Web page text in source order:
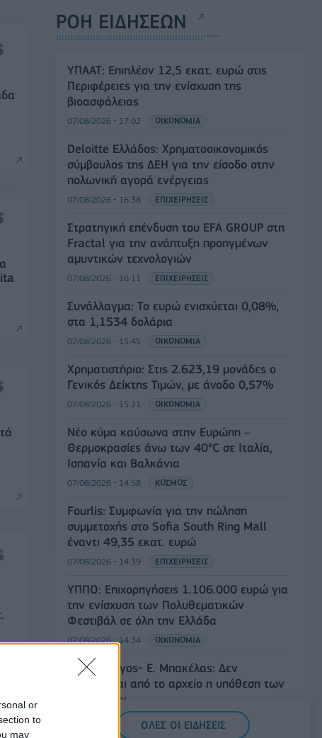
or
to
may
ΡΟΗ ΕΙΔΗΣΕΩΝ
ΥΠΑΑΤ: Επιπλέον 12,5 εκατ. ευρώ στις
Περιφέρειες για την ενίσχυση της
βιοασφάλειας
07/08/2026 - 17:02 ΟΙΚΟΝΟΜΙΑ
Deloitte Ελλάδος: Χρηματοοικονομικός
σύμβουλος της ΔΕΗ για την είσοδο στην
πολωνική αγορά ενέργειας
07/08/2026 - 16:38 ΕΠΙΧΕΙΡΗΣΕΙΣ
Στρατηγική επένδυση του EFA GROUP στη
Fractal για την ανάπτυξη προηγμένων
αμυντικών τεχνολογιών
07/08/2026 - 16:11 ΕΠΙΧΕΙΡΗΣΕΙΣ
Συνάλλαγμα: Το ευρώ ενισχύεται 0,08%,
στα 1,1534 δολάρια
07/08/2026 - 15:45 ΟΙΚΟΝΟΜΙΑ
Χρηματιστήριο: Στις 2.623,19 μονάδες ο
Γενικός Δείκτης Τιμών, με άνοδο 0,57%
07/08/2026 - 15:21 ΟΙΚΟΝΟΜΙΑ
Νέο κύμα καύσωνα στην Ευρώπη –
Θερμοκρασίες άνω των 40°C σε Ιταλία,
Ισπανία και Βαλκάνια
07/08/2026 - 14:58 ΚΟΣΜΟΣ
Fourlis: Συμφωνία για την πώληση
συμμετοχής στο Sofia South Ring Mall
έναντι 49,35 εκατ. ευρώ
07/08/2026 - 14:39 ΕΠΙΧΕΙΡΗΣΕΙΣ
ΥΠΠΟ: Επιχορηγήσεις 1.106.000 ευρώ για
την ενίσχυση των Πολυθεματικών
Φεστιβάλ σε όλη την Ελλάδα
07/08/2026 - 14:34 ΟΙΚΟΝΟΜΙΑ
Άρειος Πάγος- Ε. Μπακέλας: Δεν
ανασύρεται από το αρχείο η υπόθεση των
υποκλοπών
07/08/2026 - 14:11 ΕΛΛΑΔΑ
ΟΛΕΣ ΟΙ ΕΙΔΗΣΕΙΣ